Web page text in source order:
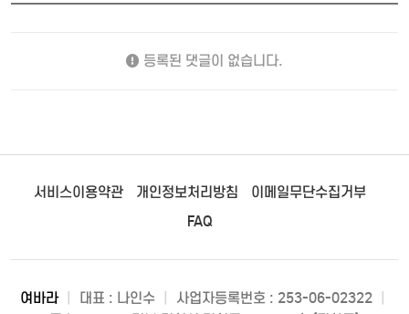
등록된 댓글이 없습니다.
서비스이용약관 개인정보처리방침
이메일무단수집거부
FAQ
여바라 대표 : 나인수 사업자등록번호 : 253-06-02322